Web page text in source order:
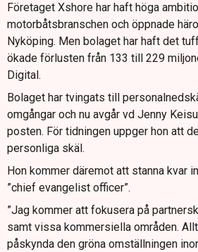
Företaget Xshore har haft höga
motorbåtsbranschen och öppnade
Nyköping. Men bolaget har haft det
ökade förlusten från 133 till 229
Digital.
Bolaget har tvingats till
omgångar och nu avgår vd Jenny
posten. För tidningen uppger hon att
personliga skäl.
Hon kommer däremot att stanna kvar
”chief evangelist officer”.
”Jag kommer att fokusera på
samt vissa kommersiella områden.
påskynda den gröna omställningen